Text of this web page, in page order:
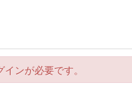
高峯での直書きイベント限
ンが必要です。